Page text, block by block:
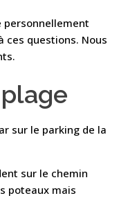
personnellement
ces questions. Nous
sur le parking de la
sur le chemin
poteaux mais